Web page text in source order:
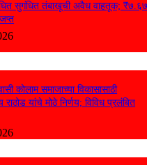
सुगंधित तंबाखूची अवैध वाहतूक;
कोलाम समाजाच्या विकासासाठी
यांचे मोठे निर्णय; विविध प्रलंबित